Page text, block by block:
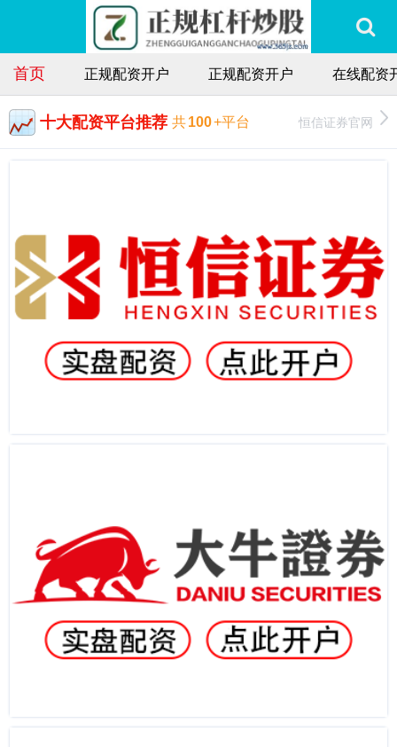
首页 正规配资开户 正规配资开户 在线配资
十大配资平台推荐 共100+平台 恒信证券官网